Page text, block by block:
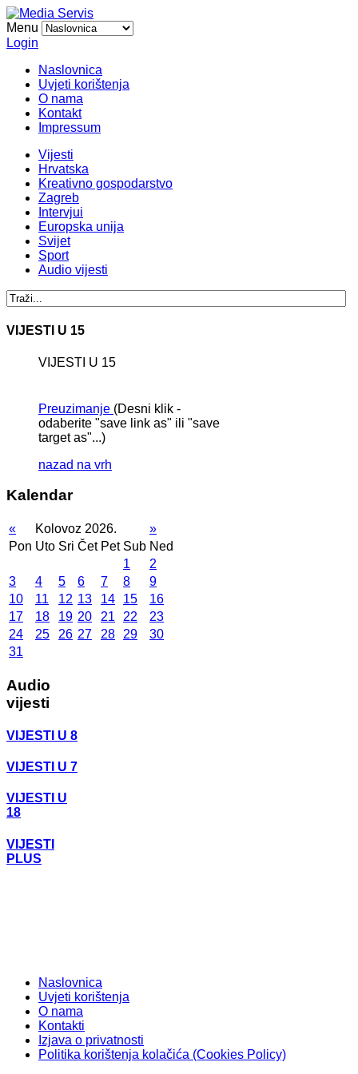
Menu
Login
Naslovnica
Uvjeti korištenja
O nama
Kontakt
Impressum
Vijesti
Hrvatska
Kreativno gospodarstvo
Zagreb
Intervjui
Europska unija
Svijet
Sport
Audio vijesti
VIJESTI U 15
VIJESTI U 15
Preuzimanje (Desni klik -
odaberite "save link as" ili "save
target as"...)
nazad na vrh
Kalendar
« Kolovoz 2026.
»
Pon Uto Sri Čet Pet Sub Ned
1
2
3
4 5 6 7 8
9
10
11 12 13 14 15
16
17
18 19 20 21 22
23
24
25 26 27 28 29
30
31
Audio
vijesti
VIJESTI U 8
VIJESTI U 7
VIJESTI U
18
VIJESTI
PLUS
Naslovnica
Uvjeti korištenja
O nama
Kontakti
Izjava o privatnosti
Politika korištenja kolačića (Cookies Policy)